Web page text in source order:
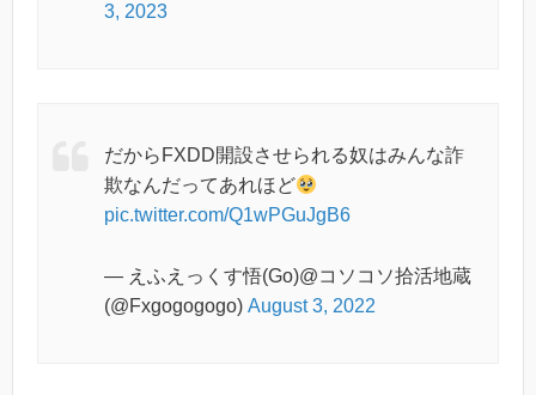
3, 2023
だからFXDD開設させられる奴はみんな詐
欺なんだってあれほど
pic.twitter.com/Q1wPGuJgB6
— えふえっくす悟(Go)@コソコソ拾活地蔵
(@Fxgogogogo) August 3, 2022